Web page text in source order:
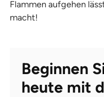
Flammen aufgehen
macht!
Beginnen
heute mit